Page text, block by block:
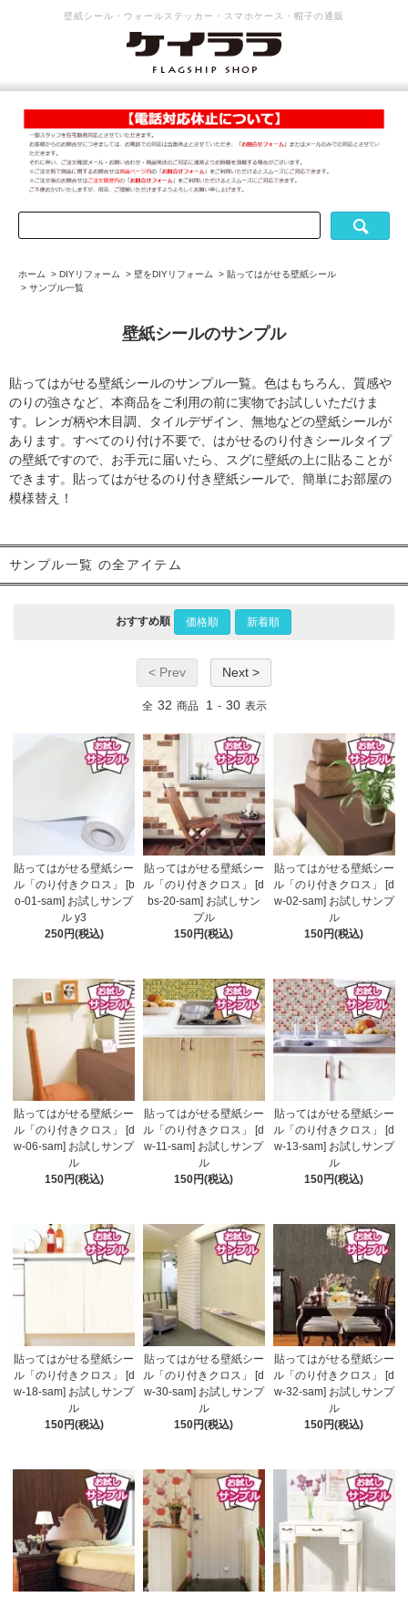
壁紙シール・ウォールステッカー・スマホケース・帽子の通販
ホーム > DIYリフォーム > 壁をDIYリフォーム > 貼ってはがせる壁紙シール
> サンプル一覧
壁紙シールのサンプル
貼ってはがせる壁紙シールのサンプル一覧。色はもちろん、質感や
のりの強さなど、本商品をご利用の前に実物でお試しいただけま
す。レンガ柄や木目調、タイルデザイン、無地などの壁紙シールが
あります。すべてのり付け不要で、はがせるのり付きシールタイプ
の壁紙ですので、お手元に届いたら、スグに壁紙の上に貼ることが
できます。貼ってはがせるのり付き壁紙シールで、簡単にお部屋の
模様替え！
サンプル一覧 の全アイテム
おすすめ順 価格順 新着順
< Prev Next >
全 32 商品 1 - 30 表示
貼ってはがせる壁紙シー
ル「のり付きクロス」 [b
o-01-sam] お試しサンプ
ル y3
250円(税込)
貼ってはがせる壁紙シー
ル「のり付きクロス」 [d
bs-20-sam] お試しサン
プル
150円(税込)
貼ってはがせる壁紙シー
ル「のり付きクロス」 [d
w-02-sam] お試しサンプ
ル
150円(税込)
貼ってはがせる壁紙シー
ル「のり付きクロス」 [d
w-06-sam] お試しサンプ
ル
150円(税込)
貼ってはがせる壁紙シー
ル「のり付きクロス」 [d
w-11-sam] お試しサンプ
ル
150円(税込)
貼ってはがせる壁紙シー
ル「のり付きクロス」 [d
w-13-sam] お試しサンプ
ル
150円(税込)
貼ってはがせる壁紙シー
ル「のり付きクロス」 [d
w-18-sam] お試しサンプ
ル
150円(税込)
貼ってはがせる壁紙シー
ル「のり付きクロス」 [d
w-30-sam] お試しサンプ
ル
150円(税込)
貼ってはがせる壁紙シー
ル「のり付きクロス」 [d
w-32-sam] お試しサンプ
ル
150円(税込)